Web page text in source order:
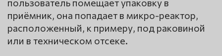
пользователь помещает упаковку в
приёмник, она попадает в микро-реактор,
расположенный, к примеру, под раковиной
или в техническом отсеке.